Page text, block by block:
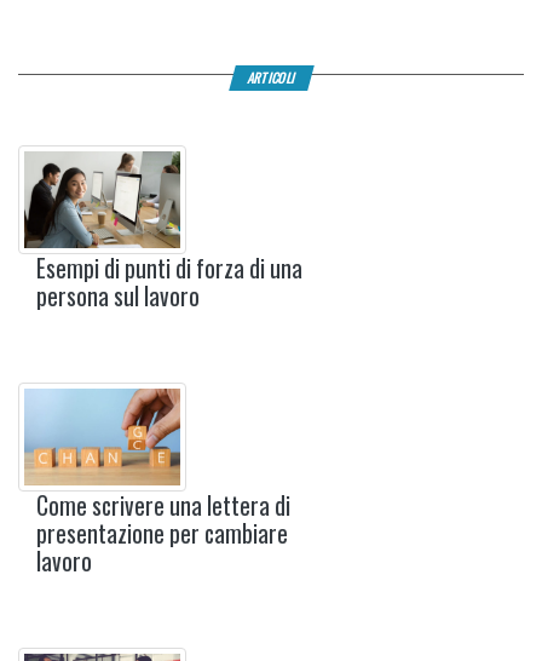
ARTICOLI
Esempi di punti di forza di una
persona sul lavoro
Come scrivere una lettera di
presentazione per cambiare
lavoro